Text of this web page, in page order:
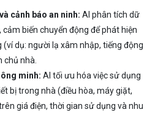
cảnh báo an ninh: AI phân tích dữ
biến chuyển động để phát hiện
dụ: người lạ xâm nhập, tiếng động
chủ nhà.
minh: AI tối ưu hóa việc sử dụng
bị trong nhà (điều hòa, máy giặt,
giá điện, thời gian sử dụng và nhu